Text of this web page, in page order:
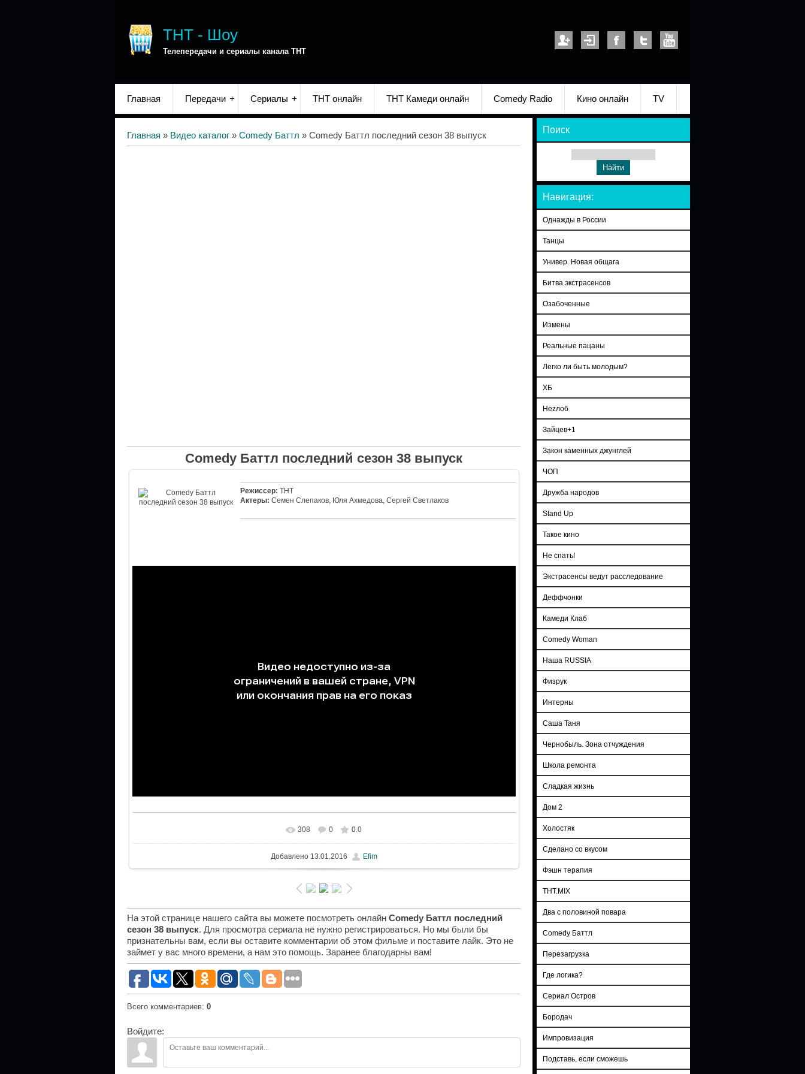
ТНТ - Шоу
Телепередачи и сериалы канала ТНТ
Главная Передачи Сериалы ТНТ онлайн ТНТ Камеди онлайн Comedy Radio Кино онлайн TV
Главная » Видео каталог » Comedy Баттл » Comedy Баттл последний сезон 38 выпуск
Comedy Баттл последний сезон 38 выпуск
Режиссер: ТНТ
Актеры: Семен Слепаков, Юля Ахмедова, Сергей Светлаков
308 0 0.0
Добавлено13.01.2016 Efim
На этой странице нашего сайта вы можете посмотреть онлайн Comedy Баттл последний
сезон 38 выпуск. Для просмотра сериала не нужно регистрироваться. Но мы были бы
признательны вам, если вы оставите комментарии об этом фильме и поставите лайк. Это не
займет у вас много времени, а нам это помощь. Заранее благодарны вам!
Всего комментариев: 0
Войдите:
Поиск
Навигация:
Однажды в России
Танцы
Универ. Новая общага
Битва экстрасенсов
Озабоченные
Измены
Реальные пацаны
Легко ли быть молодым?
ХБ
Неzлоб
Зайцев+1
Закон каменных джунглей
ЧОП
Дружба народов
Stand Up
Такое кино
Не спать!
Экстрасенсы ведут расследование
Деффчонки
Камеди Клаб
Comedy Woman
Наша RUSSIA
Физрук
Интерны
Саша Таня
Чернобыль. Зона отчуждения
Школа ремонта
Сладкая жизнь
Дом 2
Холостяк
Сделано со вкусом
Фэшн терапия
ТНТ.MIX
Два с половиной повара
Comedy Баттл
Перезагрузка
Где логика?
Сериал Остров
Бородач
Импровизация
Подставь, если сможешь